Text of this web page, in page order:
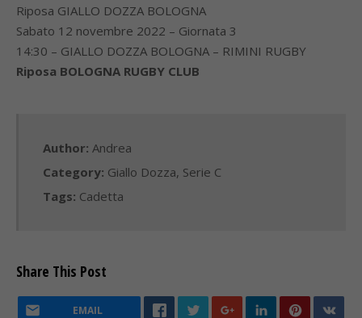
Riposa GIALLO DOZZA BOLOGNA
Sabato 12 novembre 2022 – Giornata 3
14:30 – GIALLO DOZZA BOLOGNA – RIMINI RUGBY
Riposa BOLOGNA RUGBY CLUB
Author: Andrea
Category: Giallo Dozza, Serie C
Tags: Cadetta
Share This Post
EMAIL